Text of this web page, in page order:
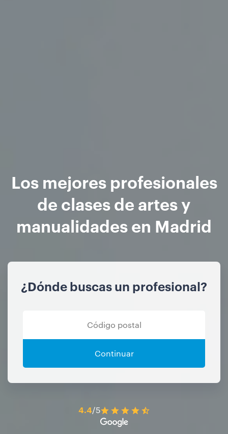
Los mejores profesionales
de clases de artes y
manualidades en Madrid
¿Dónde buscas un profesional?
Continuar
4.4/5